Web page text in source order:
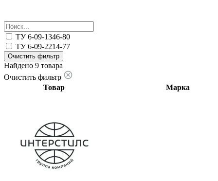
ТУ 6-09-1346-80
ТУ 6-09-2214-77
Очистить фильтр
Найдено 9 товара
Очистить фильтр
Товар
Марка